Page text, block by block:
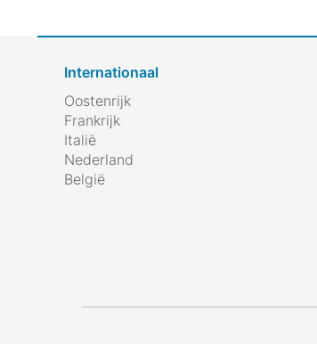
Internationaal
Oostenrijk
Frankrijk
Italië
Nederland
België